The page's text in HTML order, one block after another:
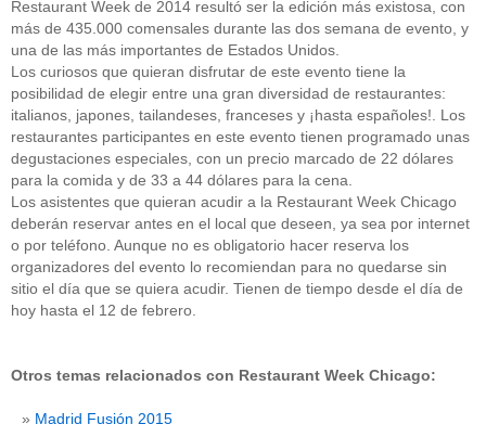
Restaurant Week de 2014 resultó ser la edición más existosa, con
más de 435.000 comensales durante las dos semana de evento, y
una de las más importantes de Estados Unidos.
Los curiosos que quieran disfrutar de este evento tiene la
posibilidad de elegir entre una gran diversidad de restaurantes:
italianos, japones, tailandeses, franceses y ¡hasta españoles!. Los
restaurantes participantes en este evento tienen programado unas
degustaciones especiales, con un precio marcado de 22 dólares
para la comida y de 33 a 44 dólares para la cena.
Los asistentes que quieran acudir a la Restaurant Week Chicago
deberán reservar antes en el local que deseen, ya sea por internet
o por teléfono. Aunque no es obligatorio hacer reserva los
organizadores del evento lo recomiendan para no quedarse sin
sitio el día que se quiera acudir. Tienen de tiempo desde el día de
hoy hasta el 12 de febrero.
Otros temas relacionados con Restaurant Week Chicago:
Madrid Fusión 2015